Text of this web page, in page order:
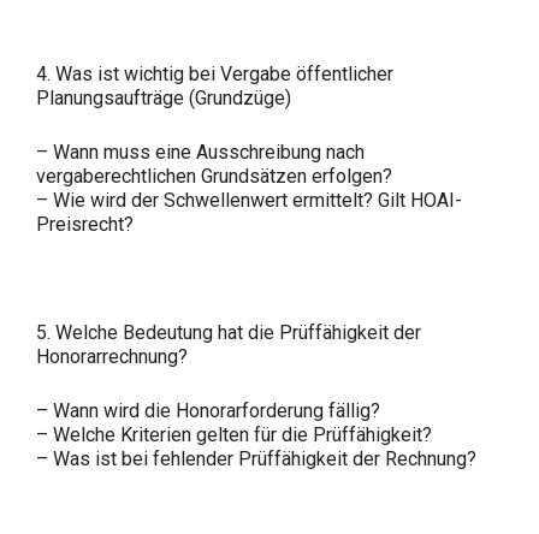
4. Was ist wichtig bei Vergabe öffentlicher
Planungsaufträge (Grundzüge)
– Wann muss eine Ausschreibung nach
vergaberechtlichen Grundsätzen erfolgen?
– Wie wird der Schwellenwert ermittelt? Gilt HOAI-
Preisrecht?
5. Welche Bedeutung hat die Prüffähigkeit der
Honorarrechnung?
– Wann wird die Honorarforderung fällig?
– Welche Kriterien gelten für die Prüffähigkeit?
– Was ist bei fehlender Prüffähigkeit der Rechnung?